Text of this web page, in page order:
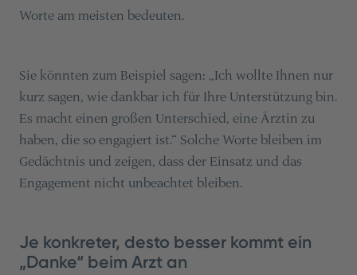
Worte am meisten bedeuten.
Sie könnten zum Beispiel sagen: „Ich wollte Ihnen nur
kurz sagen, wie dankbar ich für Ihre Unterstützung bin.
Es macht einen großen Unterschied, eine Ärztin zu
haben, die so engagiert ist.“ Solche Worte bleiben im
Gedächtnis und zeigen, dass der Einsatz und das
Engagement nicht unbeachtet bleiben.
Je konkreter, desto besser kommt ein
„Danke“ beim Arzt an